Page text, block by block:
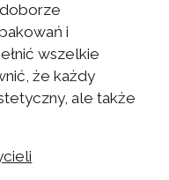
i
wszelkie
że każdy
ale także